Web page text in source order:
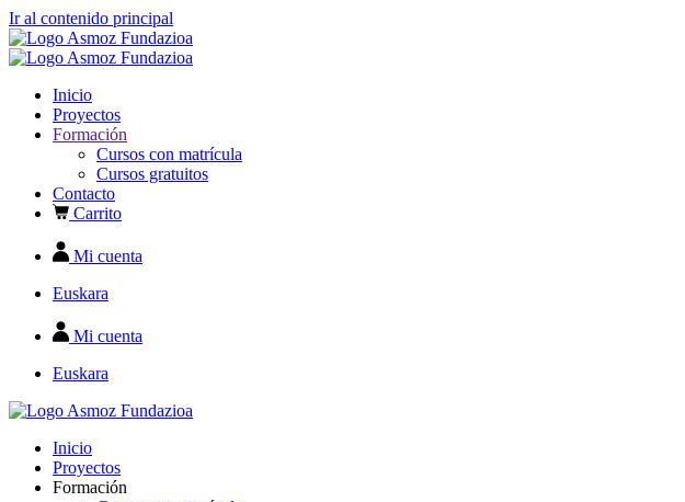
Ir al contenido principal
Inicio
Proyectos
Formación
Cursos con matrícula
Cursos gratuitos
Contacto
Carrito
Mi cuenta
Euskara
Mi cuenta
Euskara
Inicio
Proyectos
Formación